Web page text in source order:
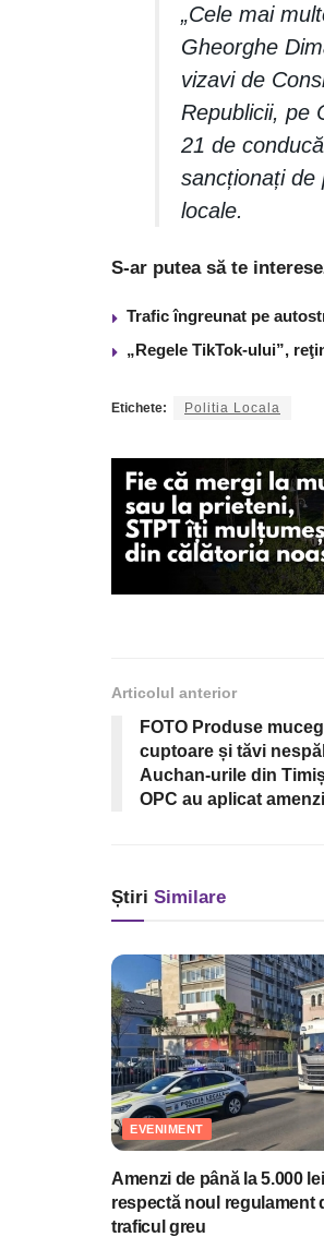
„Cele mai
Gheorghe
vizavi de
Republicii, pe
21 de
sancționați de
locale.
S-ar putea să te
Trafic îngreunat pe
„Regele TikTok-ului”,
Etichete: Politia Locala
Articolul anterior
FOTO Produse
cuptoare și tăvi
Auchan-urile din
OPC au aplicat
Știri Similare
EVENIMENT
Amenzi de până la 5.000
respectă noul regulament
traficul greu